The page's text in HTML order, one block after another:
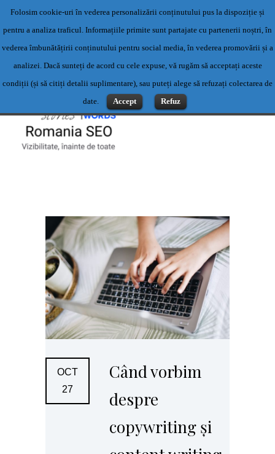
Servicii profesionale de content writing- Servicii content writing-
Scriere articole
Contact: 0769500983 sau office@romaniaseo.com
OCT
27
Când vorbim
despre
copywriting și
Folosim cookie-uri în vederea personalizării conținutului pus la dispoziție și
pentru a analiza traficul. Informațiile primite sunt partajate cu partenerii noștri, în
vederea îmbunătățirii conținutului pentru social media, în vederea promovării și a
analizei. Dacă sunteți de acord cu cele expuse, vă rugăm să acceptați aceste
condiții (și să citiți detalii suplimentare), sau puteți alege să refuzați colectarea de
date.
Accept Refuz